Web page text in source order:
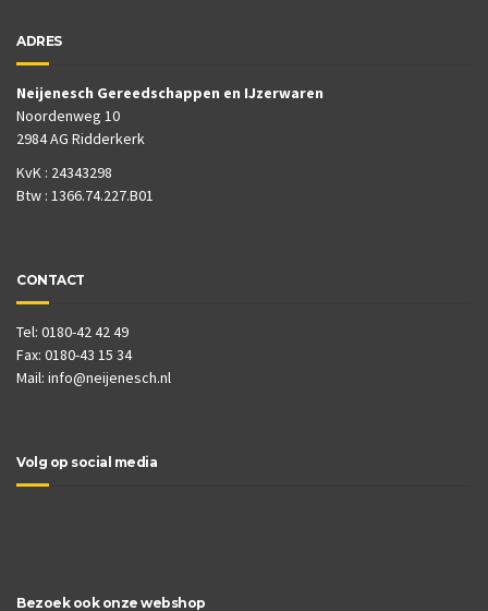
ADRES
Neijenesch Gereedschappen en IJzerwaren
Noordenweg 10
2984 AG Ridderkerk
KvK : 24343298
Btw : 1366.74.227.B01
CONTACT
Tel: 0180-42 42 49
Fax: 0180-43 15 34
Mail: info@neijenesch.nl
Volg op social media
Bezoek ook onze webshop